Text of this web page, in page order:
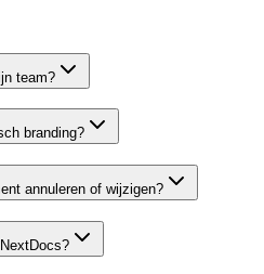
team?
branding?
annuleren of wijzigen?